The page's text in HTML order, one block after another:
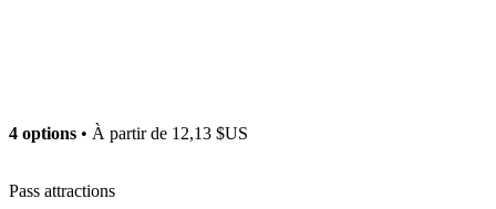
4 options • À partir de 12,13 $US
Pass attractions